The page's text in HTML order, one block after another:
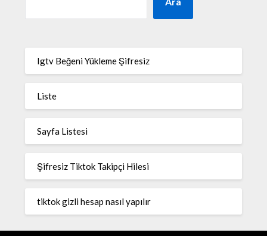
Igtv Beğeni Yükleme Şifresiz
Liste
Sayfa Listesi
Şifresiz Tiktok Takipçi Hilesi
tiktok gizli hesap nasıl yapılır